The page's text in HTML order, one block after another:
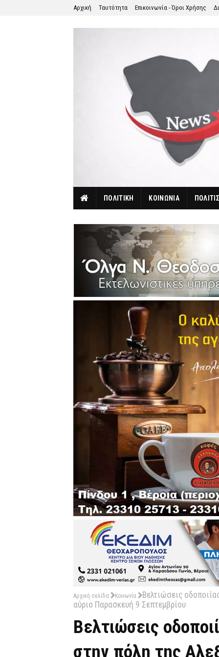
Αρχική Ταυτότητα Επικοινωνία - Όροι Χρήσης
ΠΟΛΙΤΙΚΗ ΚΟΙΝΩΝΙΑ
Αρχική σελίδα Κοινωνία
Βελτιώσεις
αύριο Παρασκευή 9 Σεπτεμβρίου
Βελτιώσεις
στην πόλη της